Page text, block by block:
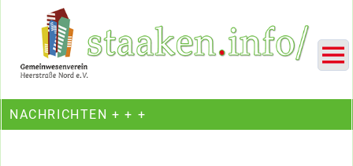
Ein Projekt des Gemeinwesenvereins Heerstraße Nord
NACHRICHTEN + + +